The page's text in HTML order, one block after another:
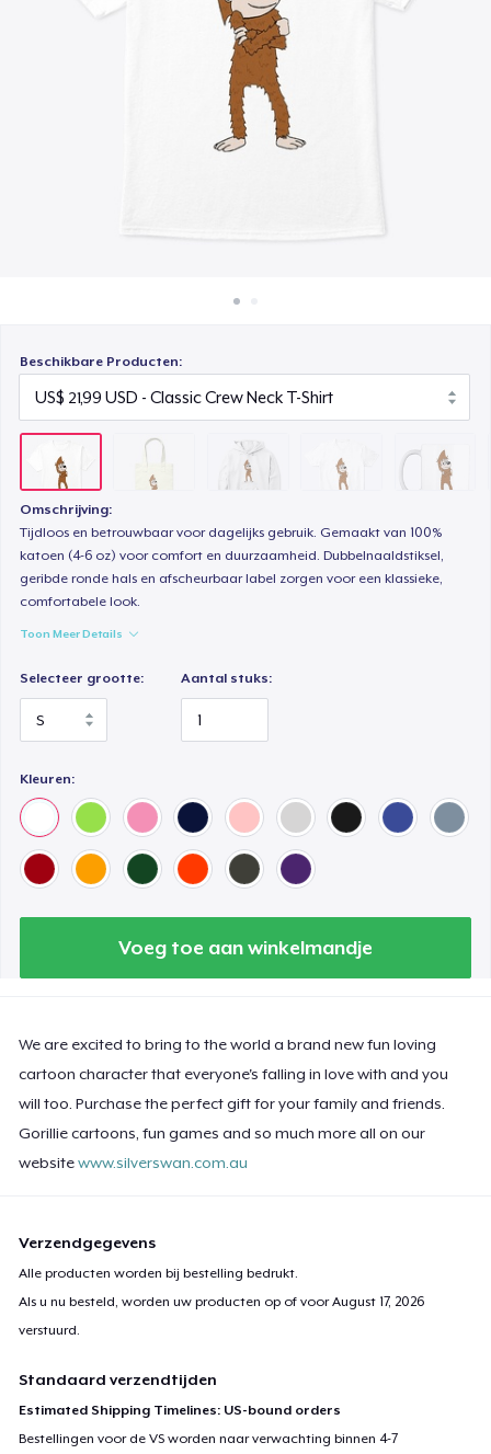
Verkoop overal
Verkoop alles
Beschikbare Producten:
Omschrijving:
Tijdloos en betrouwbaar voor dagelijks gebruik. Gemaakt van 100%
katoen (4-6 oz) voor comfort en duurzaamheid. Dubbelnaaldstiksel,
geribde ronde hals en afscheurbaar label zorgen voor een klassieke,
comfortabele look.
Toon Meer Details
Selecteer grootte: Aantal stuks:
Kleuren:
Voeg toe aan winkelmandje
We are excited to bring to the world a brand new fun loving
cartoon character that everyone's falling in love with and you
will too. Purchase the perfect gift for your family and friends.
Gorillie cartoons, fun games and so much more all on our
websitewww.silverswan.com.au
Verzendgegevens
Alle producten worden bij bestelling bedrukt.
Als u nu besteld, worden uw producten op of voorAugust 17, 2026
verstuurd.
Standaard verzendtijden
Estimated Shipping Timelines: US-bound orders
Bestellingen voor de VS worden naar verwachting binnen 4-7
Unisex Classic Pullover Hoodie
Women's Comfort Tee
Classic Tank Top
Classic Long Sleeve Tee
US$ 25,99
Premium V-Neck Tee
US$ 24,58